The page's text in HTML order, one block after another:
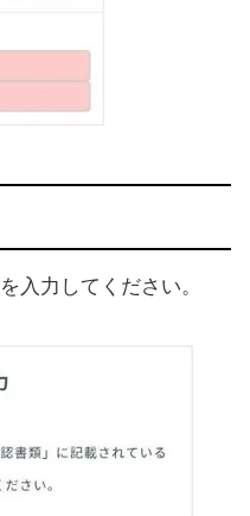
を入力してください。